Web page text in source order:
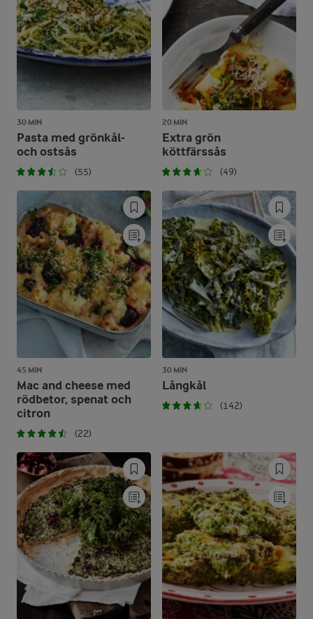
30 MIN
Pasta med grönkål-
och ostsås
(55)
20 MIN
Extra grön
köttfärssås
(49)
45 MIN
Mac and cheese med
rödbetor, spenat och
citron
(22)
30 MIN
Långkål
(142)